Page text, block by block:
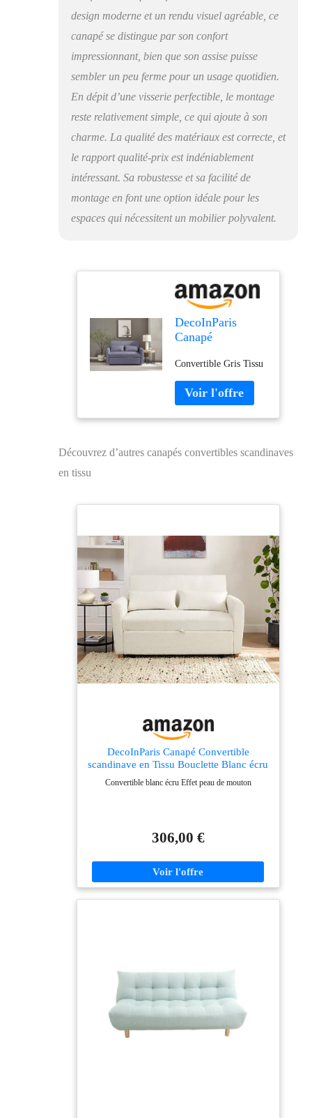
design moderne et un rendu visuel agréable, ce
canapé se distingue par son confort
impressionnant, bien que son assise puisse
sembler un peu ferme pour un usage quotidien.
En dépit d’une visserie perfectible, le montage
reste relativement simple, ce qui ajoute à son
charme. La qualité des matériaux est correcte, et
le rapport qualité-prix est indéniablement
intéressant. Sa robustesse et sa facilité de
montage en font une option idéale pour les
espaces qui nécessitent un mobilier polyvalent.
DecoInParis
Canapé
Places en Tissu
Gris Kalaya
Convertible Gris Tissu
Découvrez d’autres canapés convertibles scandinaves
en tissu
DecoInParis Canapé Convertible
scandinave en Tissu Bouclette Blanc écru
Kalaya
Convertible blanc écru Effet peau de mouton
306,00 €